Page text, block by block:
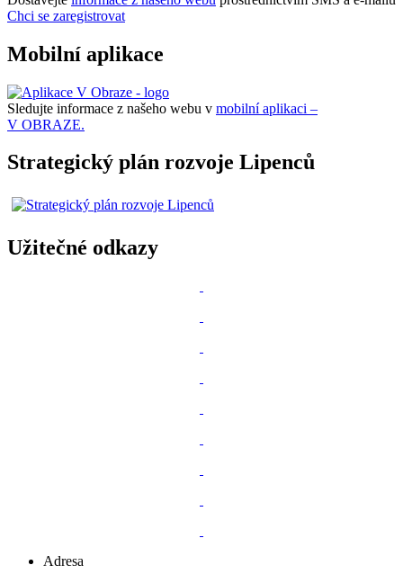
Chci se zaregistrovat
Mobilní aplikace
Sledujte informace z našeho webu v mobilní aplikaci –
V OBRAZE.
Strategický plán rozvoje Lipenců
Užitečné odkazy
Adresa